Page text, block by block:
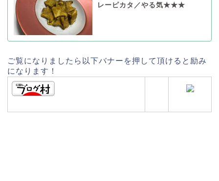
レーピカタ／やる気★★★
ご覧になりましたら以下バナーを押して頂けると励み
になります！